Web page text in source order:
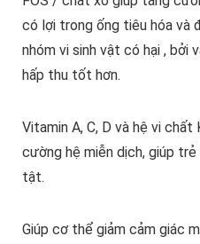
có lợi trong ống tiêu hóa và
nhóm vi sinh vật có hại ,
hấp thu tốt hơn.
Vitamin A, C, D và hệ vi
cường hệ miễn dịch, giúp
tật.
Giúp cơ thể giảm cảm giác